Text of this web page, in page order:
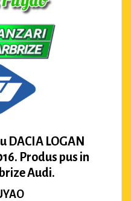
DACIA LOGAN
Produs pus in
Audi.